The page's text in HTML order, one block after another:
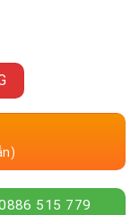
Golden Hour số
515 779